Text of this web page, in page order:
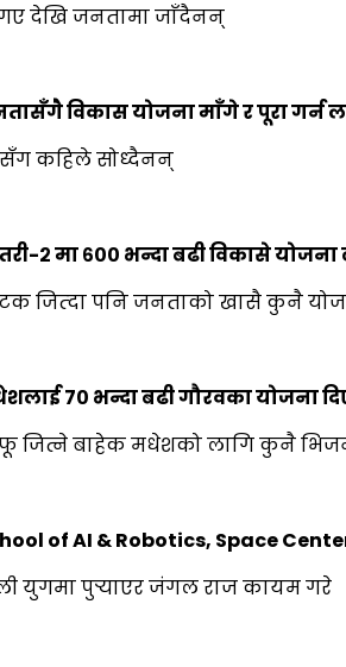
देखि जनतामा जाँदैनन्
विकास योजना माँगे र पूरा गर्न
कहिले सोध्दैनन्
२ मा ६०० भन्दा बढी विकासे योजना
जित्दा पनि जनताको खासै कुनै
७० भन्दा बढी गौरवका योजना
जित्ने बाहेक मधेशको लागि कुनै
of AI & Robotics, Space
युगमा पुर्‍याएर जंगल राज कायम गरे